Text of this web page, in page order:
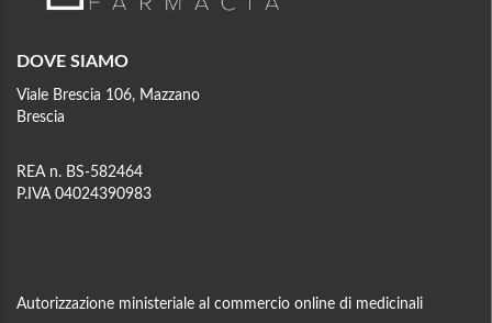
DOVE SIAMO
Viale Brescia 106, Mazzano
Brescia
REA n. BS-582464
P.IVA 04024390983
Autorizzazione ministeriale al commercio online di medicinali